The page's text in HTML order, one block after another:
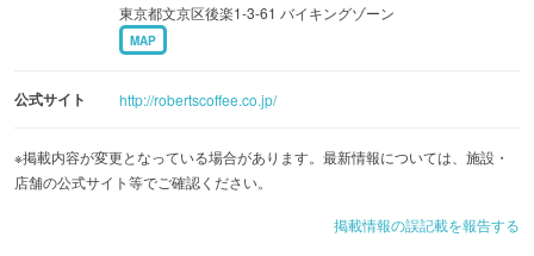
東京都文京区後楽1-3-61 バイキングゾーン
MAP
公式サイト http://robertscoffee.co.jp/
※掲載内容が変更となっている場合があります。最新情報については、施設・
店舗の公式サイト等でご確認ください。
掲載情報の誤記載を報告する